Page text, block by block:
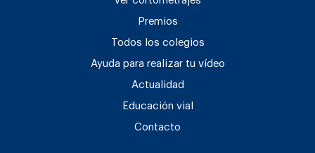
Premios
Todos los colegios
Ayuda para realizar tu vídeo
Actualidad
Educación vial
Contacto